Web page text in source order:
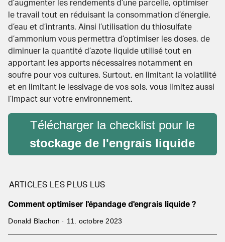
d’augmenter les rendements d’une parcelle, optimiser
le travail tout en réduisant la consommation d’énergie,
d’eau et d’intrants. Ainsi l’utilisation du thiosulfate
d’ammonium vous permettra d’optimiser les doses, de
diminuer la quantité d’azote liquide utilisé tout en
apportant les apports nécessaires notamment en
soufre pour vos cultures. Surtout, en limitant la volatilité
et en limitant le lessivage de vos sols, vous limitez aussi
l’impact sur votre environnement.
Télécharger la checklist pour le
stockage de l'engrais liquide
ARTICLES LES PLUS LUS
Comment optimiser l'épandage d'engrais liquide ?
Donald Blachon · 11. octobre 2023